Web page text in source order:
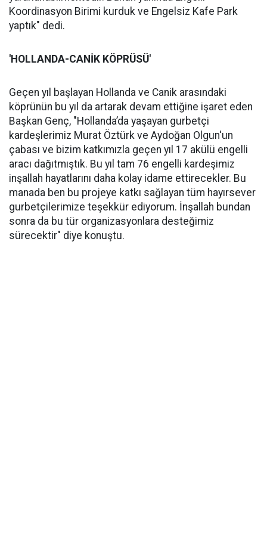
Koordinasyon Birimi kurduk ve Engelsiz Kafe Park
yaptık" dedi.
'HOLLANDA-CANİK KÖPRÜSÜ'
Geçen yıl başlayan Hollanda ve Canik arasındaki
köprünün bu yıl da artarak devam ettiğine işaret eden
Başkan Genç, "Hollanda’da yaşayan gurbetçi
kardeşlerimiz Murat Öztürk ve Aydoğan Olgun'un
çabası ve bizim katkımızla geçen yıl 17 akülü engelli
aracı dağıtmıştık. Bu yıl tam 76 engelli kardeşimiz
inşallah hayatlarını daha kolay idame ettirecekler. Bu
manada ben bu projeye katkı sağlayan tüm hayırsever
gurbetçilerimize teşekkür ediyorum. İnşallah bundan
sonra da bu tür organizasyonlara desteğimiz
sürecektir" diye konuştu.